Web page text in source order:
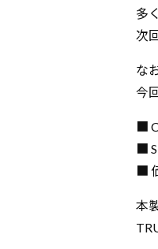
多
次
な
今
■
■
■
本